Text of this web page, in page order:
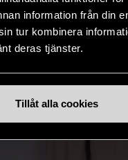
information från din
tur kombinera
deras tjänster.
Tillåt alla cookies